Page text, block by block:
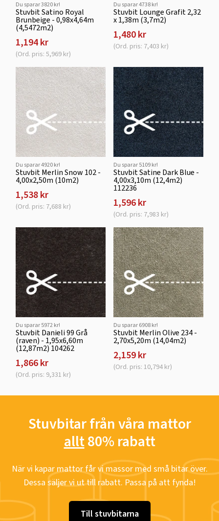
Du sparar 3820 kr!
Stuvbit Satino Royal
Brunbeige - 0,98x4,64m
(4,5472m2)
1,194 kr
(Ord. pris: 5,969 kr)
Du sparar 4738 kr!
Stuvbit Lounge Grafit 2,32
x 1,38m (3,7m2)
1,480 kr
(Ord. pris: 7,403 kr)
Du sparar 4920 kr!
Stuvbit Merlin Snow 102 -
4,00x2,50m (10m2)
1,538 kr
(Ord. pris: 7,688 kr)
Du sparar 5109 kr!
Stuvbit Satine Dark Blue -
4,00x3,10m (12,4m2)
112236
1,596 kr
(Ord. pris: 7,983 kr)
Du sparar 5972 kr!
Stuvbit Danieli 99 Grå
(raven) - 1,95x6,60m
(12,87m2) 104262
1,866 kr
(Ord. pris: 9,331 kr)
Du sparar 6908 kr!
Stuvbit Merlin Olive 234 -
2,70x5,20m (14,04m2)
2,159 kr
(Ord. pris: 10,794 kr)
Stuvbitar från våra mattor
allt80% rabatt
När vi kapar mattor får vi massor med små bitar över.
Dessa säljer vi ut till rabatt. Passa på att fynda!
Till stuvbitarna